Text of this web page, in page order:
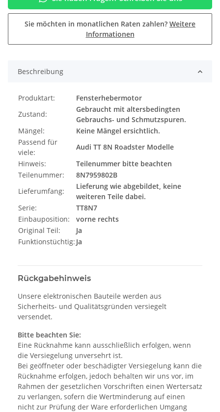
Sie möchten in monatlichen Raten zahlen? Weitere
Informationen
Beschreibung
Produktart:
Fensterhebermotor
Zustand:
Gebraucht mit altersbedingten
Gebrauchs- und Schmutzspuren.
Mängel:
Keine Mängel ersichtlich.
Passend für
viele:
Audi TT 8N Roadster Modelle
Hinweis:
Teilenummer bitte beachten
Teilenummer:
8N7959802B
Lieferumfang:
Lieferung wie abgebildet, keine
weiteren Teile dabei.
Serie:
TT8N7
Einbauposition:
vorne rechts
Original Teil:
Ja
Funktionstüchtig: Ja
Rückgabehinweis
Unsere elektronischen Bauteile werden aus
Sicherheits- und Qualitätsgründen versiegelt
versendet.
Bitte beachten Sie:
Eine Rücknahme kann ausschließlich erfolgen, wenn
die Versiegelung unversehrt ist.
Bei geöffneter oder beschädigter Versiegelung kann die
Rücknahme erfolgen, jedoch behalten wir uns vor, im
Rahmen der gesetzlichen Vorschriften einen Wertersatz
zu verlangen, sofern die Wertminderung auf einen
nicht zur Prüfung der Ware erforderlichen Umgang